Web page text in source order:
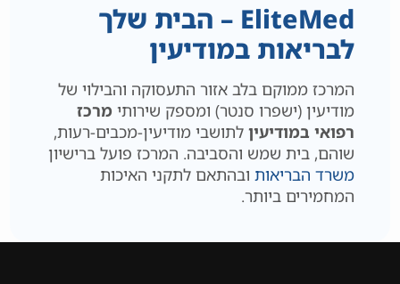
EliteMed – הבית שלך
לבריאות במודיעין
המרכז ממוקם בלב אזור התעסוקה והבילוי של
מודיעין (ישפרו סנטר) ומספק שירותי מרכז
רפואי במודיעין לתושבי מודיעין-מכבים-רעות,
שוהם, בית שמש והסביבה. המרכז פועל ברישיון
משרד הבריאות ובהתאם לתקני האיכות
המחמירים ביותר.